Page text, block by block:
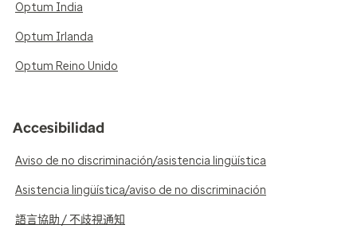
Optum India
Optum Irlanda
Optum Reino Unido
Accesibilidad
Aviso de no discriminación/asistencia lingüística
Asistencia lingüística/aviso de no discriminación
語言協助 / 不歧視通知